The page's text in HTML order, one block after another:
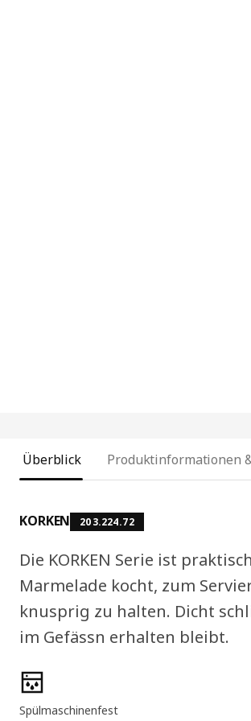
Überblick Produktinformationen
KORKEN 203.224.72
Die KORKEN Serie ist
Marmelade kocht, zum
knusprig zu halten. Dicht
im Gefässn erhalten bleibt.
Produktmerkmale
Spülmaschinenfest